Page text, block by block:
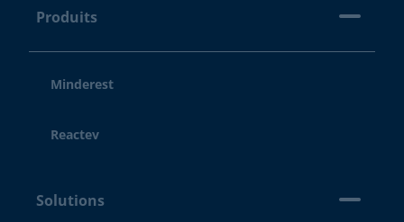
Produits
Minderest
Reactev
Solutions